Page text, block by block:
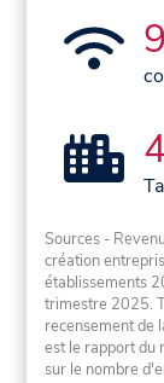
Sources -
création
établissements
trimestre 2025.
recensement de
est le rapport du
sur le nombre